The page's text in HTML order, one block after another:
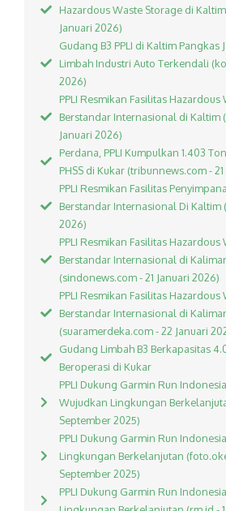
Hazardous Waste Storage di
Januari 2026)
Gudang B3 PPLI di Kaltim Pangkas
Limbah Industri Auto Terkendali
2026)
PPLI Resmikan Fasilitas Hazardous
Berstandar Internasional di Kaltim
Januari 2026)
Perdana, PPLI Kumpulkan 1.403
PHSS di Kukar (tribunnews.com -
PPLI Resmikan Fasilitas
Berstandar Internasional Di Kaltim
2026)
PPLI Resmikan Fasilitas Hazardous
Berstandar Internasional di
(sindonews.com - 21 Januari 2026)
PPLI Resmikan Fasilitas Hazardous
Berstandar Internasional di
(suaramerdeka.com - 22 Januari
Gudang Limbah B3 Berkapasitas
Beroperasi di Kukar
PPLI Dukung Garmin Run
Wujudkan Lingkungan
September 2025)
PPLI Dukung Garmin Run
Lingkungan Berkelanjutan
September 2025)
PPLI Dukung Garmin Run